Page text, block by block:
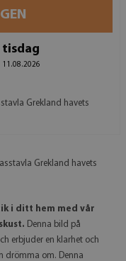
tisdag
11.08.2026
Grekland havets
Grekland havets
i ditt hem med vår
Denna bild på
erbjuder en klarhet och
drömma om. Denna